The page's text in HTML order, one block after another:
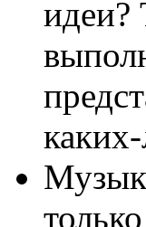
идеи?